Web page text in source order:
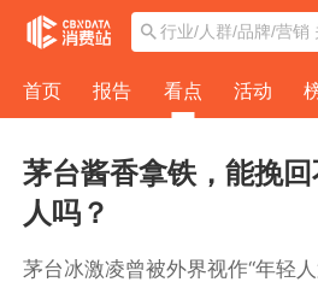
首页 报告 看点 活动
茅台酱香拿铁，能挽
人吗？
茅台冰激凌曾被外界视作“年轻